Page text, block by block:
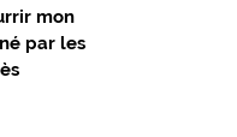
mon
par les